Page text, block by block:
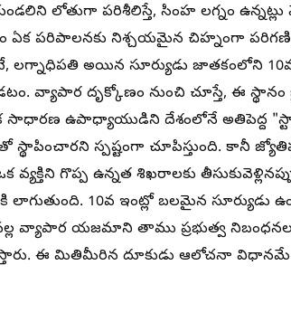
లోతుగా పరిశీలిస్తే, సింహ లగ్నం ఉన్నట్లు
ఏక పరిపాలనకు నిశ్చయమైన చిహ్నంగా
లగ్నాధిపతి అయిన సూర్యుడు జాతకంలోని 10వ
వ్యాపార దృక్కోణం నుంచి చూస్తే, ఈ
ఉపాధ్యాయుడిని దేశంలోనే అతిపెద్ద
స్పష్టంగా చూపిస్తుంది. కానీ
గొప్ప ఉన్నత శిఖరాలకు
10వ ఇంట్లో బలమైన సూర్యుడు
వ్యాపార యజమాని తాము ప్రభుత్వ
ఈ మితిమీరిన దూకుడు ఆలోచనా